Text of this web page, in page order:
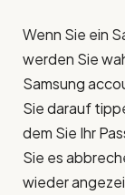
Wenn Sie ein
werden Sie
Samsung
Sie darauf
dem Sie Ihr
Sie es
wieder